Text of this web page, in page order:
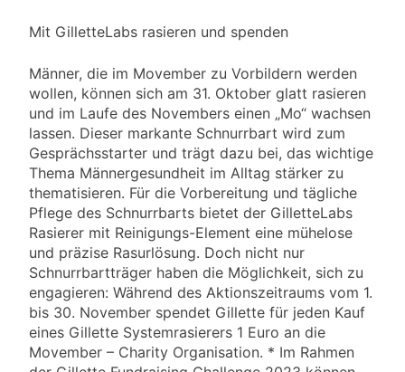
Mit GilletteLabs rasieren und spenden
Männer, die im Movember zu Vorbildern werden
wollen, können sich am 31. Oktober glatt rasieren
und im Laufe des Novembers einen „Mo“ wachsen
lassen. Dieser markante Schnurrbart wird zum
Gesprächsstarter und trägt dazu bei, das wichtige
Thema Männergesundheit im Alltag stärker zu
thematisieren. Für die Vorbereitung und tägliche
Pflege des Schnurrbarts bietet der GilletteLabs
Rasierer mit Reinigungs-Element eine mühelose
und präzise Rasurlösung. Doch nicht nur
Schnurrbartträger haben die Möglichkeit, sich zu
engagieren: Während des Aktionszeitraums vom 1.
bis 30. November spendet Gillette für jeden Kauf
eines Gillette Systemrasierers 1 Euro an die
Movember – Charity Organisation. * Im Rahmen